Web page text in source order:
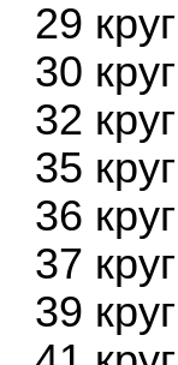
29
30
32
35
36
37
39